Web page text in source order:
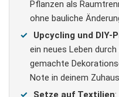
Pflanzen als
ohne bauliche
Upcycling und DIY-
ein neues Leben
gemachte
Note in deinem
Setze auf Textilien: